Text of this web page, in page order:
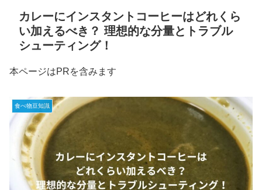
カレーにインスタントコーヒーはどれくら
い加えるべき？ 理想的な分量とトラブル
シューティング！
本ページはPRを含みます
食べ物豆知識